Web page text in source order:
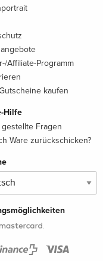
Affiliate-Programm
kaufen
Hilfe
gestellte Fragen
Ware zurückschicken?